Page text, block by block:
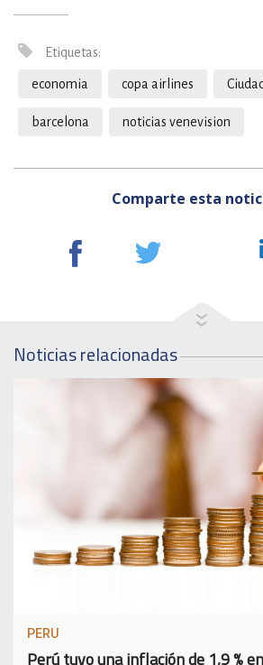
Etiquetas:
economia copa airlines
barcelona noticias venevision
Comparte esta
Noticias relacionadas
PERU
Perú tuvo una inflación de 1,9 %